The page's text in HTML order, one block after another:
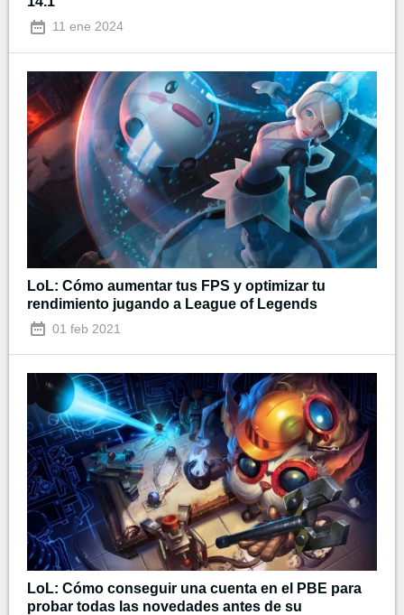
11 ene 2024
LoL: Cómo aumentar tus FPS y optimizar tu
rendimiento jugando a League of Legends
01 feb 2021
LoL: Cómo conseguir una cuenta en el PBE para
probar todas las novedades antes de su